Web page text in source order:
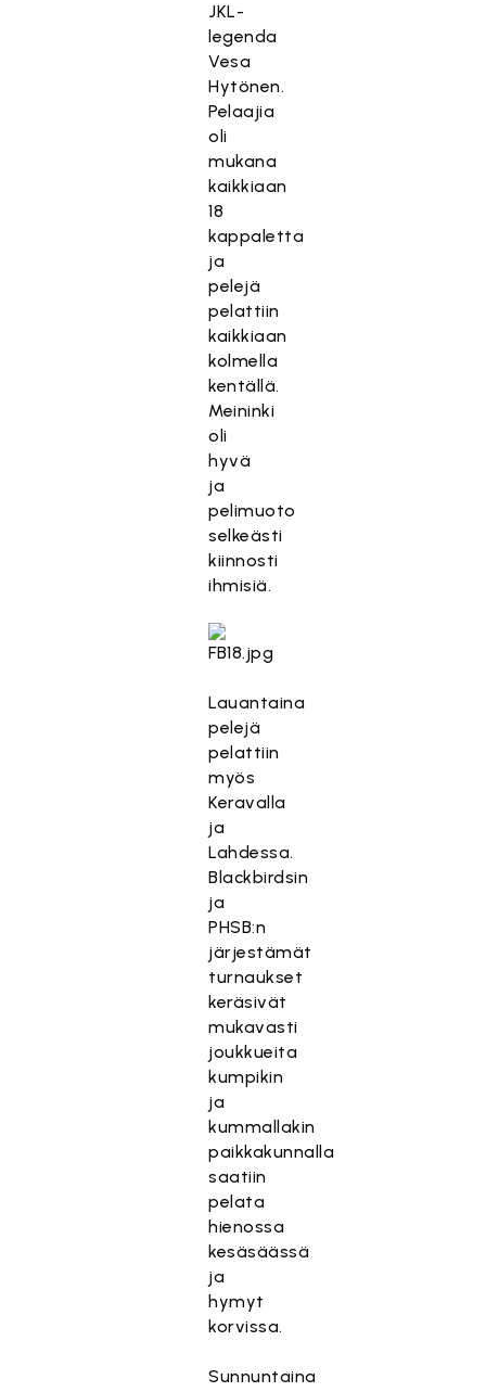
JKL-
legenda
Vesa
Hytönen.
Pelaajia
oli
mukana
kaikkiaan
18
kappaletta
ja
pelejä
pelattiin
kaikkiaan
kolmella
kentällä.
Meininki
oli
hyvä
ja
pelimuoto
selkeästi
kiinnosti
ihmisiä.
Lauantaina
pelejä
pelattiin
myös
Keravalla
ja
Lahdessa.
Blackbirdsin
ja
PHSB:n
järjestämät
turnaukset
keräsivät
mukavasti
joukkueita
kumpikin
ja
kummallakin
paikkakunnalla
saatiin
pelata
hienossa
kesäsäässä
ja
hymyt
korvissa.
Sunnuntaina